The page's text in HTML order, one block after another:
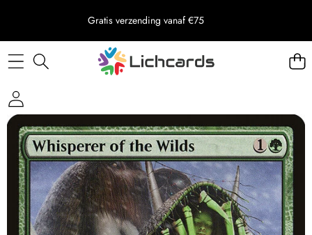
Gratis verzending vanaf €75
Skip to product information